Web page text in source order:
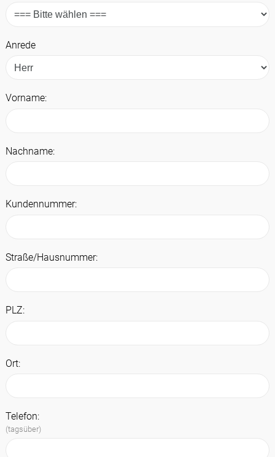
Anrede
Vorname:
Nachname:
Kundennummer:
Straße/Hausnummer:
PLZ:
Ort:
Telefon:
(tagsüber)